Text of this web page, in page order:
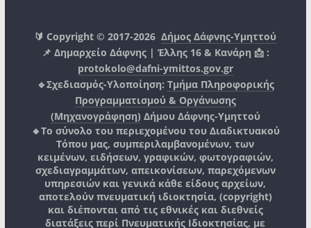
🔰 Copyright © 2017-2026Δήμος Δάφνης-Υμηττού
📌 Δημαρχείο Δάφνης | Έλλης 16 & Κανάρη 📩 :
protokolo@dafni-ymittos.gov.gr
🔹Σχεδιασμός-Υλοποίηση: Τμήμα Πληροφορικής
Προγραμματισμού & Οργάνωσης
(Μηχανογράφηση) Δήμου Δάφνης-Υμηττού
🔸Το σύνολο του περιεχομένου του Διαδικτυακού
Τόπου μας, συμπεριλαμβανομένων, των
κειμένων, ειδήσεων, γραφικών, φωτογραφιών,
σχεδιαγραμμάτων, απεικονίσεων, παρεχόμενων
υπηρεσιών και γενικά κάθε είδους αρχείων,
αποτελούν πνευματική ιδιοκτησία, (copyright)
και διέπονται από τις εθνικές και διεθνείς
διατάξεις περί Πνευματικής Ιδιοκτησίας, με